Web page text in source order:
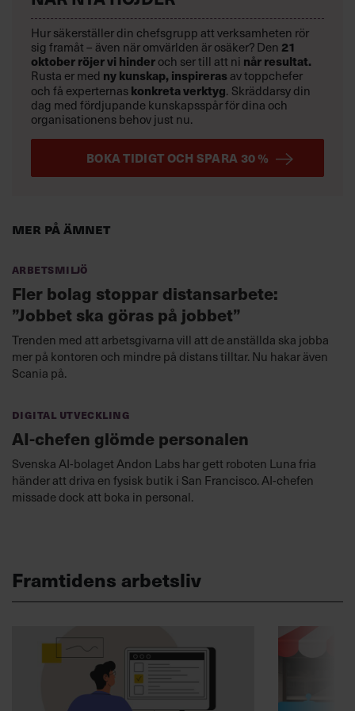
Mer på ämnet
Arbetsmiljö
Fler bolag stoppar distansarbete:
”Jobbet ska göras på jobbet”
Trenden med att arbetsgivarna vill att de anställda ska jobba
mer på kontoren och mindre på distans tilltar. Nu hakar även
Scania på.
Digital utveckling
AI-chefen glömde personalen
Svenska AI-bolaget Andon Labs har gett roboten Luna fria
händer att driva en fysisk butik i San Francisco. AI-chefen
missade dock att boka in personal.
Hur säkerställer din chefsgrupp att verksamheten rör
sig framåt – även när omvärlden är osäker? Den 21
oktoberröjer vi hinderoch ser till att ni når resultat.
Rusta er med ny kunskap, inspirerasav toppchefer
och få experternaskonkreta verktyg. Skräddarsy din
dag med fördjupande kunskapsspår för dina och
organisationens behov just nu.
BOKA TIDIGT OCH SPARA 30 %
Framtidens arbetsliv